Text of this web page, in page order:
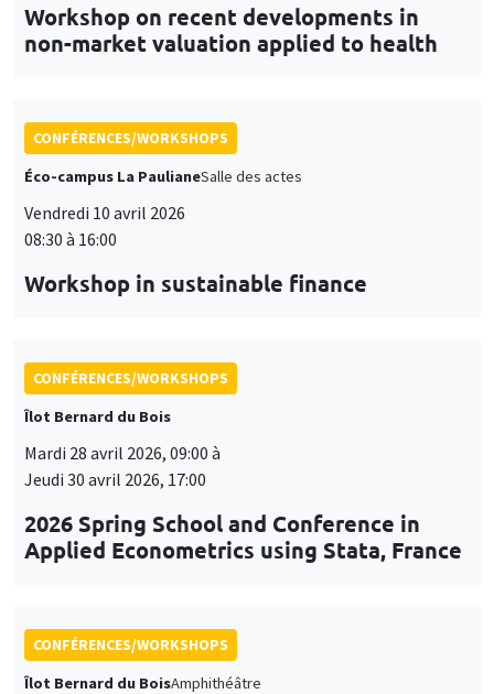
Workshop on recent developments in
non-market valuation applied to health
CONFÉRENCES/WORKSHOPS
Éco-campus La PaulianeSalle des actes
Vendredi 10 avril 2026
08:30 à 16:00
Workshop in sustainable finance
CONFÉRENCES/WORKSHOPS
Îlot Bernard du Bois
Mardi 28 avril 2026, 09:00 à
Jeudi 30 avril 2026, 17:00
2026 Spring School and Conference in
Applied Econometrics using Stata, France
CONFÉRENCES/WORKSHOPS
Îlot Bernard du BoisAmphithéâtre